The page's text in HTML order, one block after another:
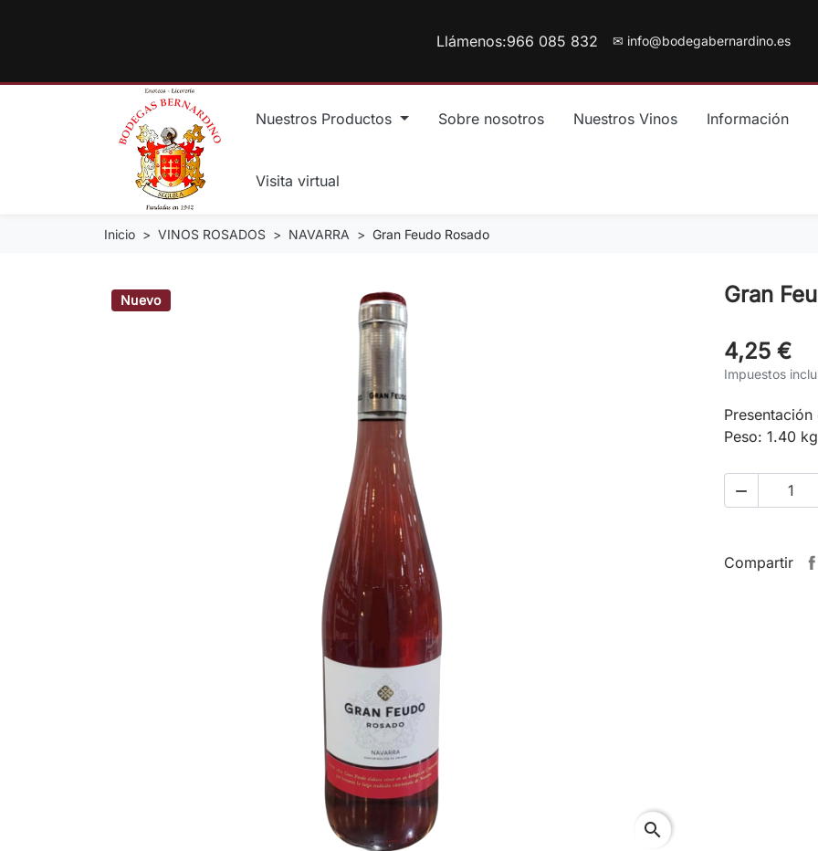
Llámenos:966 085 832 ✉ info@bodegabernardino.es
Nuestros Productos Sobre nosotros Nuestros Vinos Información
Visita virtual
Inicio VINOS ROSADOS NAVARRA Gran Feudo Rosado
Nuevo
search
Gran
4,25 €
Impuestos
Peso: 1.40

Compartir